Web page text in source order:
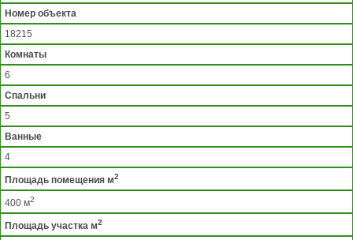
Номер объекта
18215
Комнаты
6
Спальни
5
Ванные
4
Площадь помещения м2
400 м2
Площадь участка м2